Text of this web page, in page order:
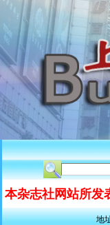
本杂志社网站所发
地